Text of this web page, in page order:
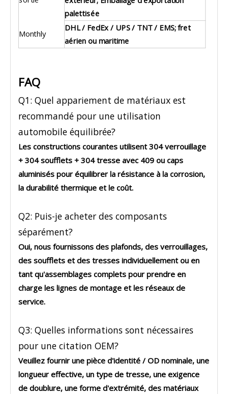
palettisée
Monthly
DHL / FedEx / UPS / TNT / EMS; fret
aérien ou maritime
FAQ
Q1: Quel appariement de matériaux est
recommandé pour une utilisation
automobile équilibrée?
Les constructions courantes utilisent 304 verrouillage
+ 304 soufflets + 304 tresse avec 409 ou caps
aluminisés pour équilibrer la résistance à la corrosion,
la durabilité thermique et le coût.
Q2: Puis-je acheter des composants
séparément?
Oui, nous fournissons des plafonds, des verrouillages,
des soufflets et des tresses individuellement ou en
tant qu'assemblages complets pour prendre en
charge les lignes de montage et les réseaux de
service.
Q3: Quelles informations sont nécessaires
pour une citation OEM?
Veuillez fournir une pièce d'identité / OD nominale, une
longueur effective, un type de tresse, une exigence
de doublure, une forme d'extrémité, des matériaux